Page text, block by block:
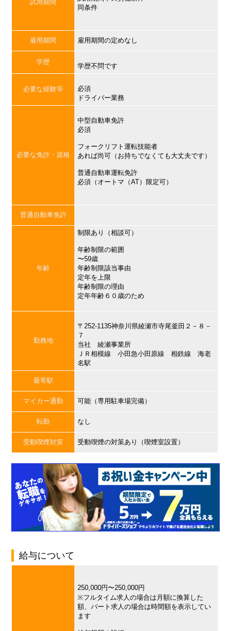
試用期間
同条件
雇用期間 雇用期間の定めなし
学歴
学歴不問です
必要な経験等
必須
ドライバー業務
必要な免許・資格
中型自動車免許
必須
フォークリフト運転技能者
あれば尚可（お持ちでなくても大丈夫です）
普通自動車運転免許
必須（オートマ（AT）限定可）
普通自動車免許
年齢
制限あり（相談可）
年齢制限の範囲
〜59歳
年齢制限該当事由
定年を上限
年齢制限の理由
定年年齢６０歳のため
勤務地
〒252-1135神奈川県綾瀬市寺尾釜田２－８－
７
当社 綾瀬事業所
ＪＲ相模線 小田急小田原線 相鉄線 海老
名駅
最寄駅
マイカー通勤 可能（専用駐車場完備）
転勤 なし
受動喫煙対策 受動喫煙の対策あり（喫煙室設置）
給与について
250,000円〜250,000円
※フルタイム求人の場合は月額に換算した
額、パート求人の場合は時間額を表示してい
ます